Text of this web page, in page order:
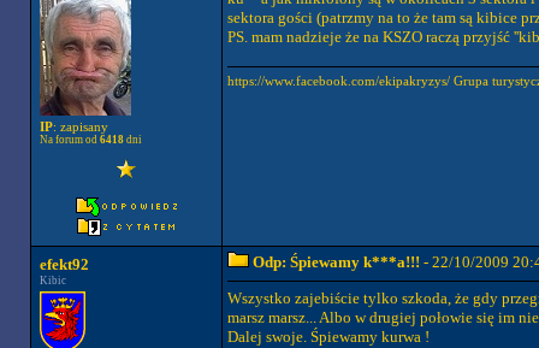
IP: zapisany
Na forum od 6418dni
sektora gości (patrzmy na to że tam są kibice
PS. mam nadzieje że na KSZO raczą przyjść
https://www.facebook.com/ekipakryzys/ Grupa
efekt92
Kibic
Odp: Śpiewamy k***a!!! - 22/10/2009
Wszystko zajebiście tylko szkoda, że gdy
marsz marsz... Albo w drugiej połowie się im
Dalej swoje. Śpiewamy kurwa !